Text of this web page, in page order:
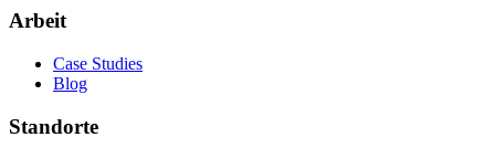
Arbeit
Case Studies
Blog
Standorte